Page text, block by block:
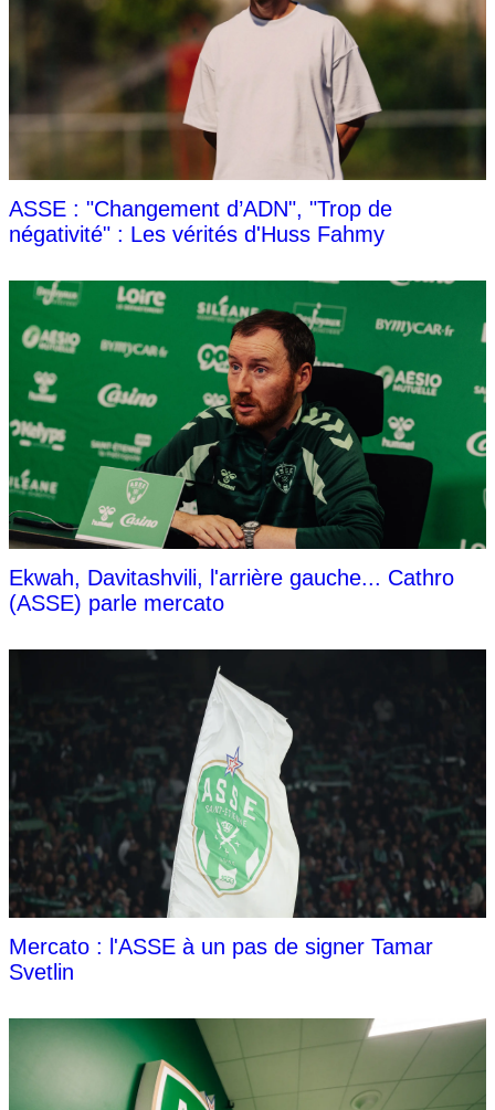
ASSE : "Changement d’ADN", "Trop de
négativité" : Les vérités d'Huss Fahmy
Ekwah, Davitashvili, l'arrière gauche... Cathro
(ASSE) parle mercato
Mercato : l'ASSE à un pas de signer Tamar
Svetlin